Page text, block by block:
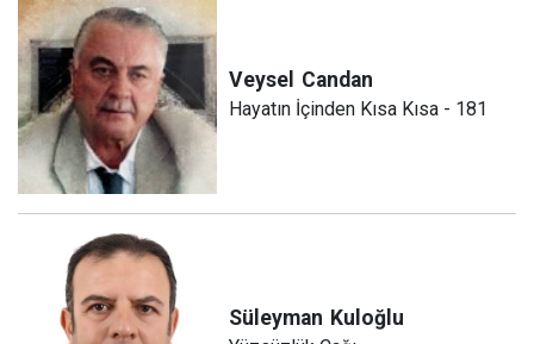
Veysel Candan
Hayatın İçinden Kısa Kısa - 181
Süleyman Kuloğlu